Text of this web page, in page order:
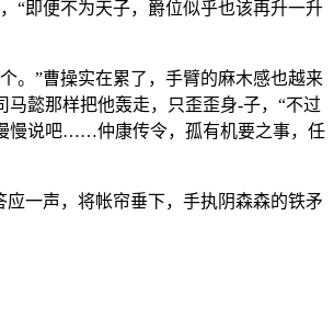
“即便不为天子，爵位似乎也该再升一升
。”曹操实在累了，手臂的麻木感也越来
马懿那样把他轰走，只歪歪身-子，“不过
慢说吧……仲康传令，孤有机要之事，任
应一声，将帐帘垂下，手执阴森森的铁矛